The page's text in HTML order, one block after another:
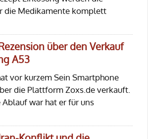
die Medikamente komplett
über den Verkauf
A53
vor kurzem Sein Smartphone
die Plattform Zoxs.de verkauft.
war hat er für uns